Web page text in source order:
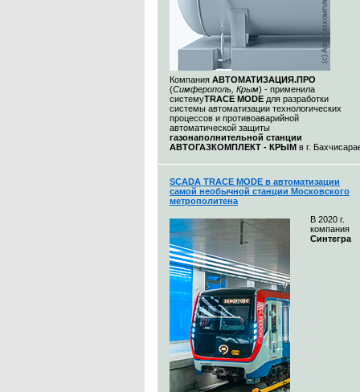
Компания АВТОМАТИЗАЦИЯ.ПРО
(Симферополь, Крым) - применила
системуTRACE MODE для разработки
системы автоматизации технологических
процессов и противоаварийной
автоматической защиты
газонаполнительной станции
АВТОГАЗКОМПЛЕКТ - КРЫМ в г.
SCADA TRACE MODE в автоматизации
самой необычной станции Московского
метрополитена
В 2020 г.
компания
Синтегра